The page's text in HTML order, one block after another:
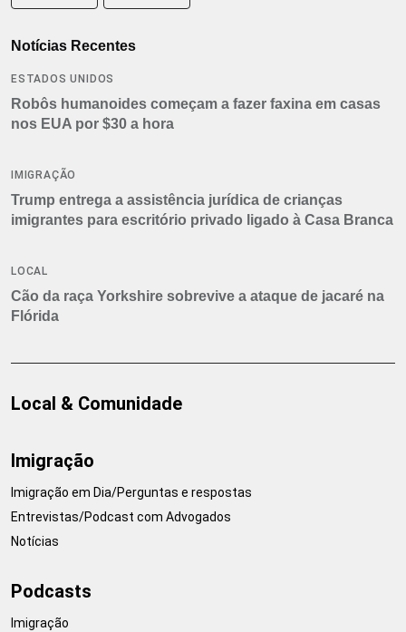
Notícias Recentes
ESTADOS UNIDOS
Robôs humanoides começam a fazer faxina em casas
nos EUA por $30 a hora
IMIGRAÇÃO
Trump entrega a assistência jurídica de crianças
imigrantes para escritório privado ligado à Casa Branca
LOCAL
Cão da raça Yorkshire sobrevive a ataque de jacaré na
Flórida
Local & Comunidade
Imigração
Imigração em Dia/Perguntas e respostas
Entrevistas/Podcast com Advogados
Notícias
Podcasts
Imigração